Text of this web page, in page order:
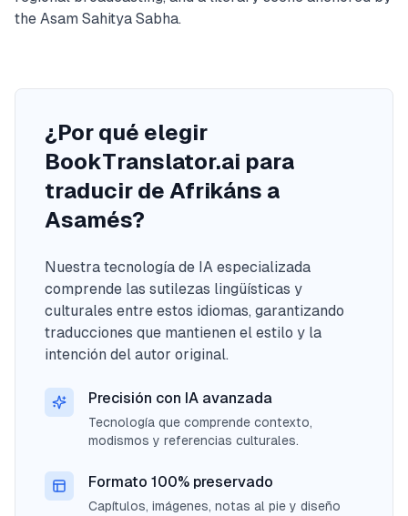
the Asam Sahitya Sabha.
¿Por qué elegir
BookTranslator.ai para
traducir de Afrikáns a
Asamés?
Nuestra tecnología de IA especializada
comprende las sutilezas lingüísticas y
culturales entre estos idiomas, garantizando
traducciones que mantienen el estilo y la
intención del autor original.
Precisión con IA avanzada
Tecnología que comprende contexto,
modismos y referencias culturales.
Formato 100% preservado
Capítulos, imágenes, notas al pie y diseño